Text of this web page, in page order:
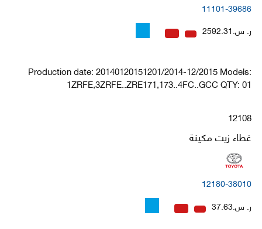
11101-39686
ر. س.2592.31
Production date: 20140120151201/2014-12/2015 Models:
1ZRFE,3ZRFE..ZRE171,173..4FC..GCC QTY: 01
12108
غطاء زيت مكينة
12180-38010
ر. س.37.63